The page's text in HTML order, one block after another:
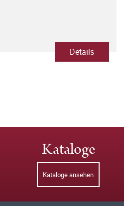
Details
Kataloge
Kataloge ansehen